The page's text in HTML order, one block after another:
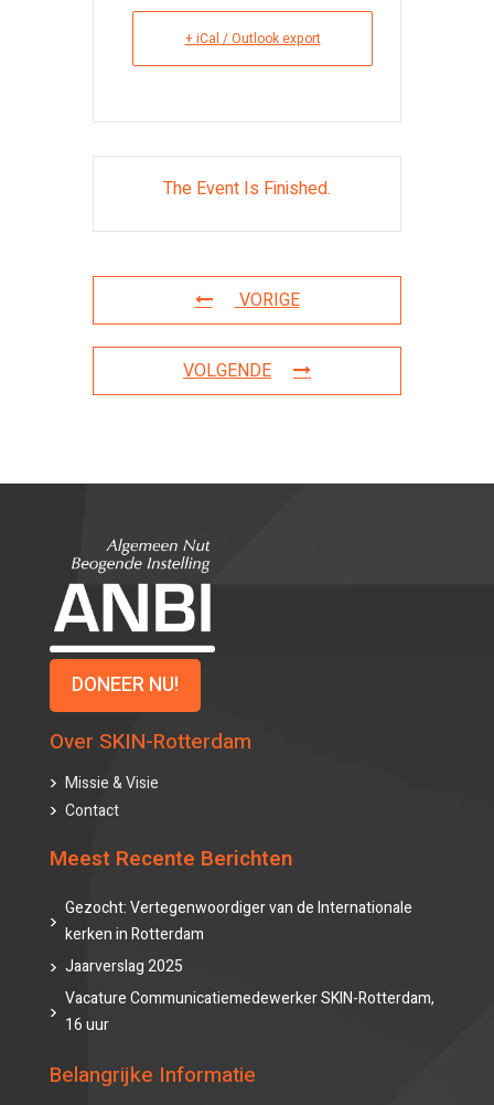
+ iCal / Outlook export
The Event Is Finished.
VORIGE
VOLGENDE
DONEER NU!
Over SKIN-Rotterdam
Missie & Visie
Contact
Meest Recente Berichten
Gezocht: Vertegenwoordiger van de Internationale
kerken in Rotterdam
Jaarverslag 2025
Vacature Communicatiemedewerker SKIN-Rotterdam,
16 uur
Belangrijke Informatie